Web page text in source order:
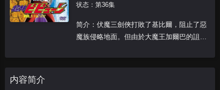
状态：第36集
简介：伏魔三劍俠打敗了基比爾，阻止了惡
魔族侵略地面。但由於大魔王加爾巴的詛
内容简介